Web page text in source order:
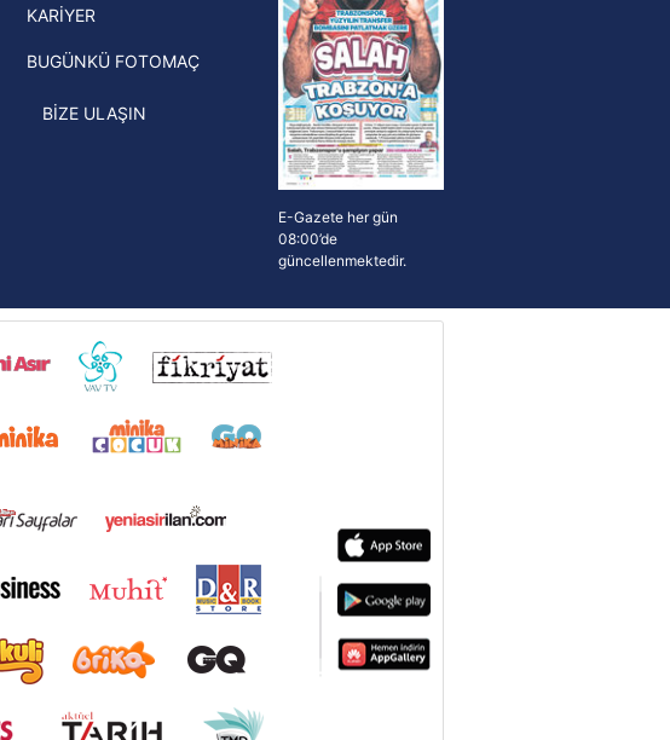
direktörü oldu
KARİYER
BUGÜNKÜ FOTOMAÇ
BİZE ULAŞIN
E-Gazete her gün
08:00’de
güncellenmektedir.